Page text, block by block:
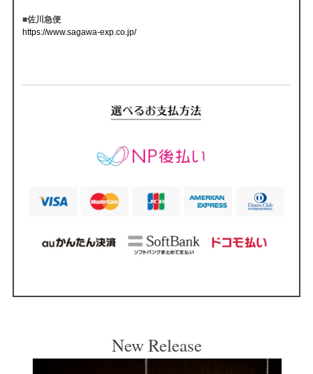
■佐川急便
https://www.sagawa-exp.co.jp/
New Release